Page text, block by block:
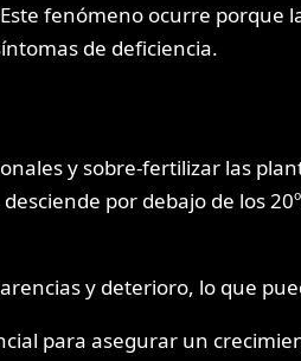
fenómeno ocurre porque
de deficiencia.
y sobre-fertilizar las
por debajo de los
y deterioro, lo que
para asegurar un